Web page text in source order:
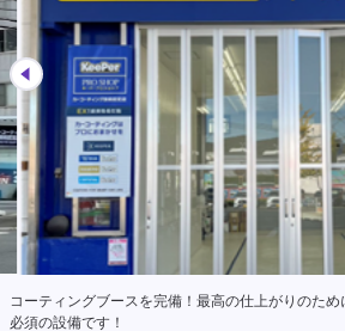
コーティングブースを完備！最高の仕上がりのた
必須の設備です！